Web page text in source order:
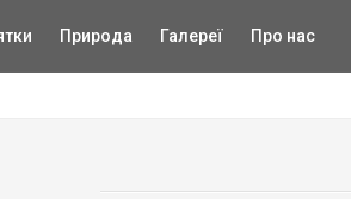
Природа Галереї Про нас